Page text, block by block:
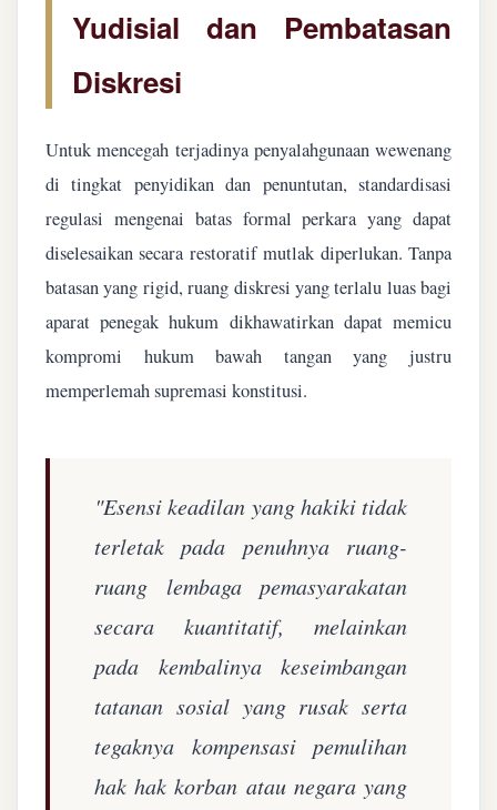
Yudisial dan Pembatasan
Diskresi
Untuk mencegah terjadinya penyalahgunaan wewenang
di tingkat penyidikan dan penuntutan, standardisasi
regulasi mengenai batas formal perkara yang dapat
diselesaikan secara restoratif mutlak diperlukan. Tanpa
batasan yang rigid, ruang diskresi yang terlalu luas bagi
aparat penegak hukum dikhawatirkan dapat memicu
kompromi hukum bawah tangan yang justru
memperlemah supremasi konstitusi.
"Esensi keadilan yang hakiki tidak
terletak pada penuhnya ruang-
ruang lembaga pemasyarakatan
secara kuantitatif, melainkan
pada kembalinya keseimbangan
tatanan sosial yang rusak serta
tegaknya kompensasi pemulihan
hak hak korban atau negara yang